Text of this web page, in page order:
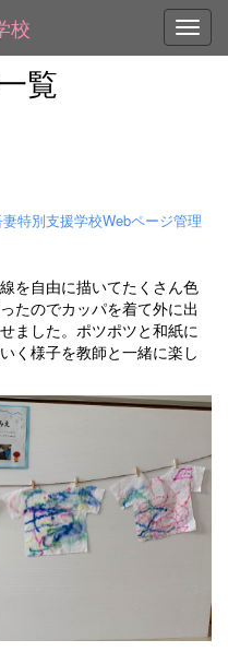
校
覧
特別支援学校Webページ管理
を自由に描いてたくさん色
たのでカッパを着て外に出
ました。ポツポツと和紙に
く様子を教師と一緒に楽し